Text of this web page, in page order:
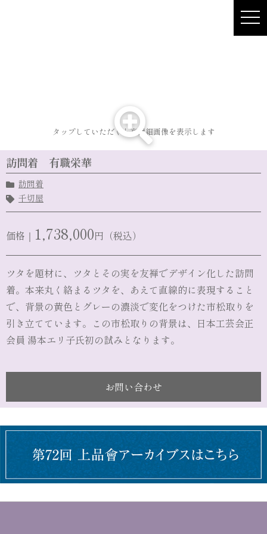
タップしていただくと高精細画像を表示します
訪問着 有職栄華
訪問着
千切屋
価格｜ 1,738,000円（税込）
ツタを題材に、ツタとその実を友禅でデザイン化した訪問
着。本来丸く絡まるツタを、あえて直線的に表現すること
で、背景の黄色とグレーの濃淡で変化をつけた市松取りを
引き立てています。この市松取りの背景は、日本工芸会正
会員 湯本エリ子氏初の試みとなります。
お問い合わせ